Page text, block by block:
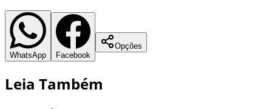
WhatsApp Facebook
Opções
Leia Também